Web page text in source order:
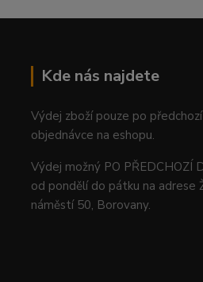
Kde nás najdete
Výdej zboží pouze po předchozí
objednávce na eshopu.
Výdej možný PO PŘEDCHOZÍ
od pondělí do pátku na adrese
náměstí 50, Borovany.